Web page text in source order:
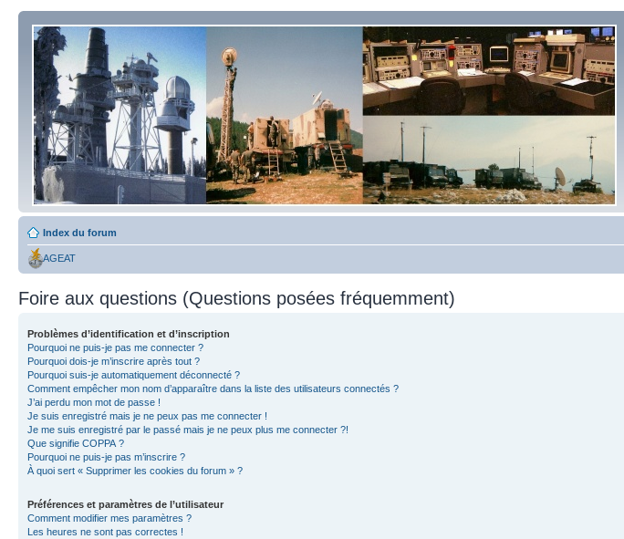
Index du forum
AGEAT
Foire aux questions (Questions posées fréquemment)
Problèmes d’identification et d’inscription
Pourquoi ne puis-je pas me connecter ?
Pourquoi dois-je m’inscrire après tout ?
Pourquoi suis-je automatiquement déconnecté ?
Comment empêcher mon nom d’apparaître dans la liste des utilisateurs connectés ?
J’ai perdu mon mot de passe !
Je suis enregistré mais je ne peux pas me connecter !
Je me suis enregistré par le passé mais je ne peux plus me connecter ?!
Que signifie COPPA ?
Pourquoi ne puis-je pas m’inscrire ?
À quoi sert « Supprimer les cookies du forum » ?
Préférences et paramètres de l’utilisateur
Comment modifier mes paramètres ?
Les heures ne sont pas correctes !